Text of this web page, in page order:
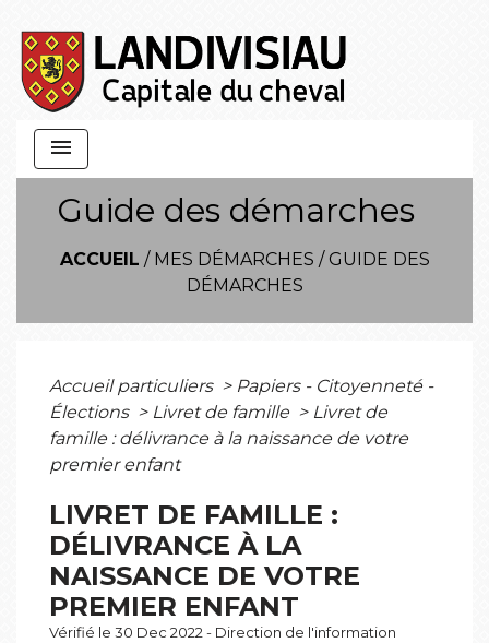
menu
Guide des démarches
ACCUEIL / MES DÉMARCHES / GUIDE DES
DÉMARCHES
Accueil particuliers > Papiers - Citoyenneté -
Élections > Livret de famille > Livret de
famille : délivrance à la naissance de votre
premier enfant
LIVRET DE FAMILLE :
DÉLIVRANCE À LA
NAISSANCE DE VOTRE
PREMIER ENFANT
Vérifié le 30 Dec 2022 - Direction de l'information